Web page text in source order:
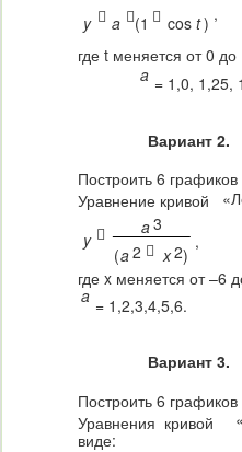
)
cos
1
(
t
a
y



,
где t меняется от 0 до
a = 1,0, 1,25,
Вариант 2.
Построить 6
Уравнение кривой
)
( 2
2
3
x
a
a
y 

,
где x меняется от –6
a = 1,2,3,4,5,6.
Вариант 3.
Построить 6
Уравнения кривой
виде: